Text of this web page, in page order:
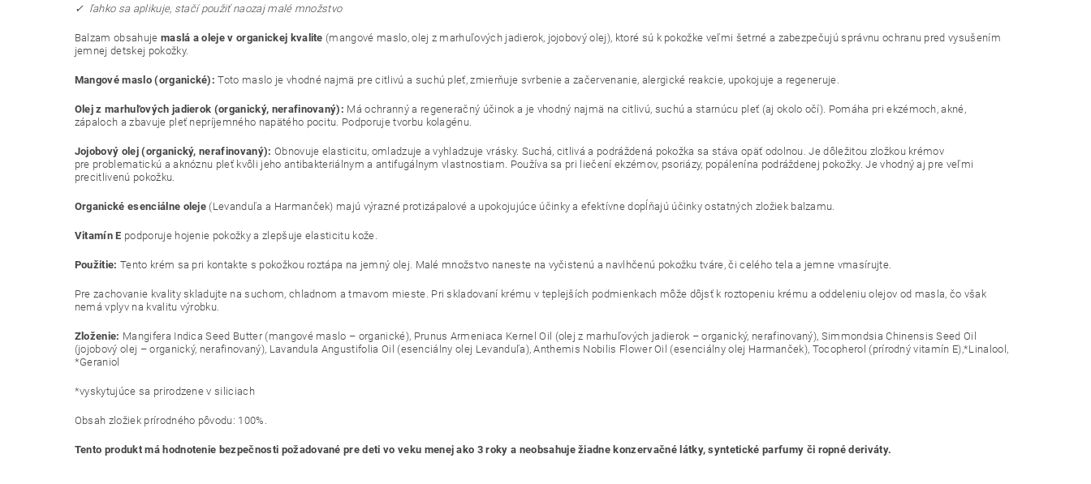
✓ ľahko sa aplikuje, stačí použiť naozaj malé množstvo
Balzam obsahuje maslá a oleje v organickej kvalite (mangové maslo, olej z marhuľových jadierok, jojobový olej), ktoré sú k pokožke veľmi šetrné a zabezpečujú správnu ochranu pred vysušením
jemnej detskej pokožky.
Mangové maslo (organické):Toto maslo je vhodné najmä pre citlivú a suchú pleť, zmierňuje svrbenie a začervenanie, alergické reakcie, upokojuje a regeneruje.
Olej z marhuľových jadierok (organický, nerafinovaný): Má ochranný a regeneračný účinok a je vhodný najmä na citlivú, suchú a starnúcu pleť (aj okolo očí). Pomáha pri ekzémoch, akné,
zápaloch a zbavuje pleť nepríjemného napätého pocitu. Podporuje tvorbu kolagénu.
Jojobový olej (organický, nerafinovaný): Obnovuje elasticitu, omladzuje a vyhladzuje vrásky. Suchá, citlivá a podráždená pokožka sa stáva opäť odolnou. Je dôležitou zložkou krémov
pre problematickú a aknóznu pleť kvôli jeho antibakteriálnym a antifugálnym vlastnostiam. Používa sa pri liečení ekzémov, psoriázy, popálenína podráždenej pokožky. Je vhodný aj pre veľmi
precitlivenú pokožku.
Organické esenciálne oleje (Levanduľa a Harmanček) majú výrazné protizápalové a upokojujúce účinky a efektívne dopĺňajú účinky ostatných zložiek balzamu.
Vitamín E podporuje hojenie pokožky a zlepšuje elasticitu kože.
Použitie: Tento krém sa pri kontakte s pokožkou roztápa na jemný olej. Malé množstvo naneste na vyčistenú a navlhčenú pokožku tváre, či celého tela a jemne vmasírujte.
Pre zachovanie kvality skladujte na suchom, chladnom a tmavom mieste. Pri skladovaní krému v teplejších podmienkach môže dôjsť k roztopeniu krému a oddeleniu olejov od masla, čo však
nemá vplyv na kvalitu výrobku.
Zloženie: Mangifera Indica Seed Butter (mangové maslo – organické), Prunus Armeniaca Kernel Oil (olej z marhuľových jadierok – organický, nerafinovaný), Simmondsia Chinensis Seed Oil
(jojobový olej – organický, nerafinovaný), Lavandula Angustifolia Oil (esenciálny olej Levanduľa), Anthemis Nobilis Flower Oil (esenciálny olej Harmanček), Tocopherol (prírodný vitamín E),*Linalool,
*Geraniol
*vyskytujúce sa prirodzene v siliciach
Obsah zložiek prírodného pôvodu: 100%.
Tento produkt má hodnotenie bezpečnosti požadované pre deti vo veku menej ako 3 roky a neobsahuje žiadne konzervačné látky, syntetické parfumy či ropné deriváty.